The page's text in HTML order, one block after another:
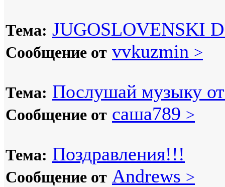
Тема: JUGOSLOVENSKI
Сообщение от vvkuzmin >
Тема: Послушай музыку
Сообщение от саша789 >
Тема: Поздравления!!!
Сообщение от Andrews >